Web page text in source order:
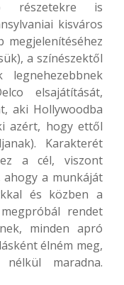
részetekre is
kisváros
megjelenítéséhez
a színészektől
elsajátítását,
aki Hollywoodba
azért, hogy ettől
Karakterét
a cél, viszont
ahogy a munkáját
és közben a
rendet
minden apró
élném meg,
maradna.